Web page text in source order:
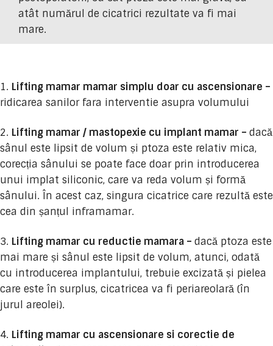
atât numărul de cicatrici rezultate va fi mai
mare.
Lifting mamar mamar simplu doar cu ascensionare –
ridicarea sanilor fara interventie asupra volumului
Lifting mamar / mastopexie cu implant mamar – dacă
sânul este lipsit de volum și ptoza este relativ mica,
corecția sânului se poate face doar prin introducerea
unui implat siliconic, care va reda volum și formă
sânului. În acest caz, singura cicatrice care rezultă este
cea din șanțul inframamar.
Lifting mamar cu reductie mamara – dacă ptoza este
mai mare și sânul este lipsit de volum, atunci, odată
cu introducerea implantului, trebuie excizată și pielea
care este în surplus, cicatricea va fi periareolară (în
jurul areolei).
Lifting mamar cu ascensionare si corectie de